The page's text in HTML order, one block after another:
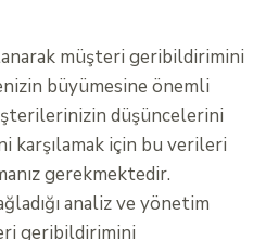
müşteri geribildirimini
büyümesine önemli
düşüncelerini
karşılamak için bu verileri
gerekmektedir.
analiz ve yönetim
geribildirimini